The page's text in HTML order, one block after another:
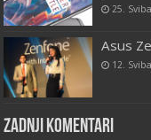
25.
Asus
12.
Zadnji komentari